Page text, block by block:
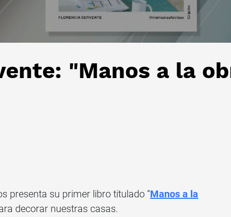
"Manos a la
presenta su primer libro titulado “Manos a la
decorar nuestras casas.